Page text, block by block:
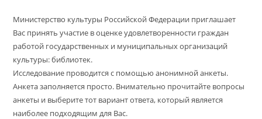
Министерство культуры Российской Федерации приглашает
Вас принять участие в оценке удовлетворенности граждан
работой государственных и муниципальных организаций
культуры: библиотек.
Исследование проводится с помощью анонимной анкеты.
Анкета заполняется просто. Внимательно прочитайте вопросы
анкеты и выберите тот вариант ответа, который является
наиболее подходящим для Вас.